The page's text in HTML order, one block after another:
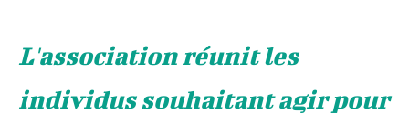
L'association réunit les
individus souhaitant agir pour